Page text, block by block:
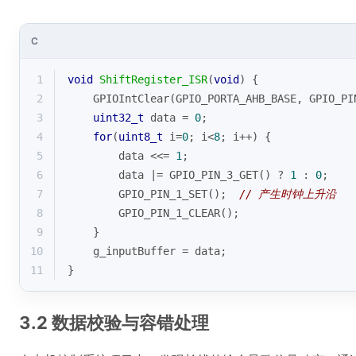
C
1 void ShiftRegister_ISR(void )
{
2
GPIOIntClear(GPIO_PORTA_AHB_BASE,
3
uint32_t data = 0;
4
for(uint8_t i=0; i<8; i++) {
5
        data <<=
1 ;
6
        data |= GPIO_PIN_3_GET() ?
1 : 0;
7
        GPIO_PIN_1_SET();
// 产生时钟上升沿
8
        GPIO_PIN_1_CLEAR();
9
    }
10
    g_inputBuffer = data;
11
}
3.2 数据校验与容错处理